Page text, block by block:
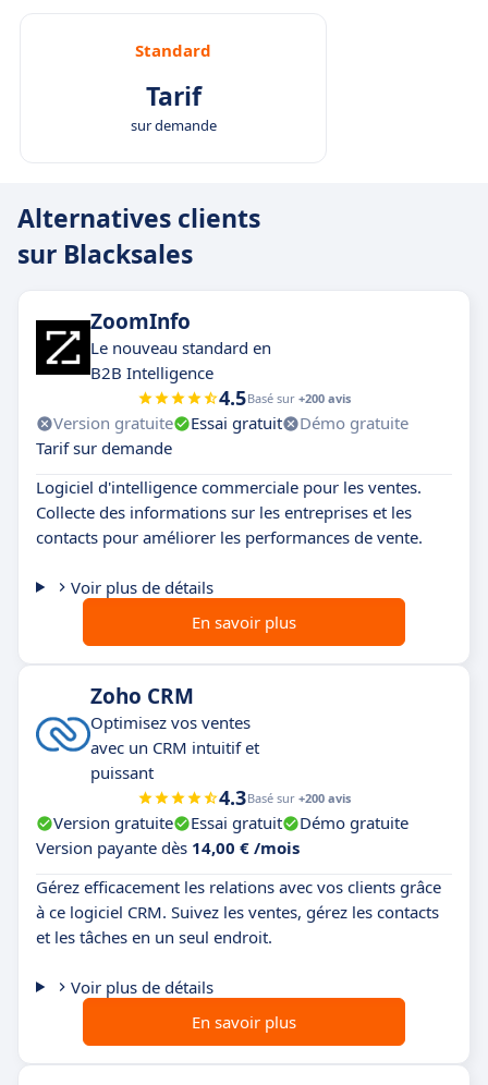
Standard
Tarif
sur demande
Alternatives clients
sur Blacksales
ZoomInfo
Le nouveau standard en
B2B Intelligence
4.5Basé sur +200 avis
Version gratuite Essai gratuit
Démo gratuite
Tarif sur demande
Logiciel d'intelligence commerciale pour les ventes.
Collecte des informations sur les entreprises et les
contacts pour améliorer les performances de vente.
Voir plus de détails
En savoir plus
Zoho CRM
Optimisez vos ventes
avec un CRM intuitif et
puissant
4.3Basé sur +200 avis
Version gratuite Essai gratuit
Démo gratuite
Version payante dès 14,00 € /mois
Gérez efficacement les relations avec vos clients grâce
à ce logiciel CRM. Suivez les ventes, gérez les contacts
et les tâches en un seul endroit.
Voir plus de détails
En savoir plus